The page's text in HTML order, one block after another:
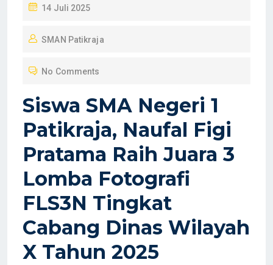
P
S
E
O
N
14 Juli 2025
SMAN Patikraja
No Comments
Siswa SMA Negeri 1
Patikraja, Naufal Figi
Pratama Raih Juara 3
Lomba Fotografi
FLS3N Tingkat
Cabang Dinas Wilayah
X Tahun 2025